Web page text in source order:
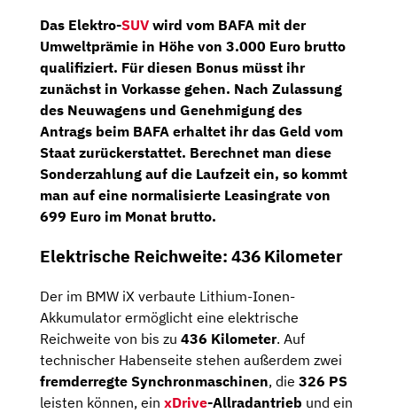
Das Elektro-SUV wird vom BAFA mit der
Umweltprämie in Höhe von 3.000 Euro brutto
qualifiziert. Für diesen Bonus müsst ihr
zunächst in Vorkasse gehen. Nach Zulassung
des Neuwagens und Genehmigung des
Antrags beim BAFA erhaltet ihr das Geld vom
Staat zurückerstattet. Berechnet man diese
Sonderzahlung auf die Laufzeit ein, so kommt
man auf eine normalisierte Leasingrate von
699 Euro im Monat brutto.
Elektrische Reichweite: 436 Kilometer
Der im BMW iX verbaute Lithium-Ionen-
Akkumulator ermöglicht eine elektrische
Reichweite von bis zu 436 Kilometer. Auf
technischer Habenseite stehen außerdem zwei
fremderregte Synchronmaschinen, die 326 PS
leisten können, ein xDrive-Allradantrieb und ein